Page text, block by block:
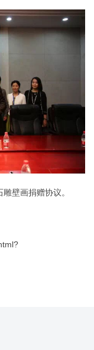
壁画捐赠协议。